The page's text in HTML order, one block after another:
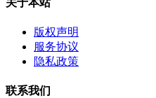
版权声明
服务协议
隐私政策
联系我们